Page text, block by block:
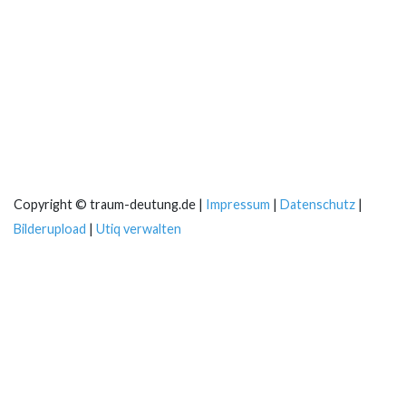
Copyright © traum-deutung.de | Impressum | Datenschutz |
Bilderupload | Utiq verwalten